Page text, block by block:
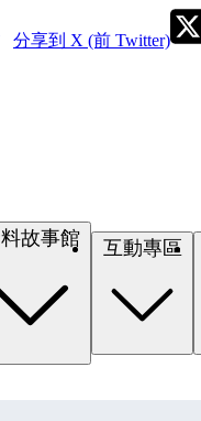
分享到 X (前 Twitter)
資料故事館